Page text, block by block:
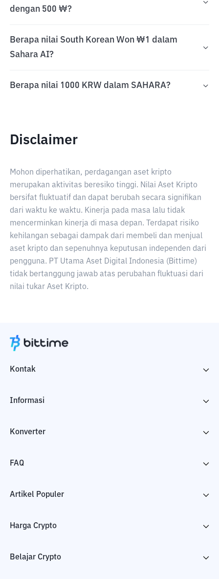
dengan 500 ₩?
Berapa nilai South Korean Won ₩1 dalam
Sahara AI?
Berapa nilai 1000 KRW dalam SAHARA?
Disclaimer
Mohon diperhatikan, perdagangan aset kripto
merupakan aktivitas beresiko tinggi. Nilai Aset Kripto
bersifat fluktuatif dan dapat berubah secara signifikan
dari waktu ke waktu. Kinerja pada masa lalu tidak
mencerminkan kinerja di masa depan. Terdapat risiko
kehilangan sebagai dampak dari membeli dan menjual
aset kripto dan sepenuhnya keputusan independen dari
pengguna. PT Utama Aset Digital Indonesia (Bittime)
tidak bertanggung jawab atas perubahan fluktuasi dari
nilai tukar Aset Kripto.
Kontak
Informasi
Konverter
FAQ
Artikel Populer
Harga Crypto
Belajar Crypto